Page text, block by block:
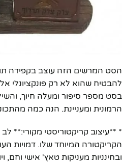
הסט המרשים הזה עוצב בקפידה
להבטיח שהוא לא רק פונקציונלי
בסט מספר סיפור ומעלה חיוך,
הרמונית ומעניינת. הנה כמה
* **עיצוב קריקטוריסטי מקורי:**
הקריקטורה המיוחד שלו. דמויות
ובחינניות מעניקות טאץ' אישי וחם,